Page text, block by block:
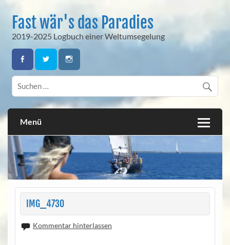
contentFast wär's das Paradies
2019-2025 Logbuch einer Weltumsegelung
Menü
IMG_4730
Kommentar hinterlassen